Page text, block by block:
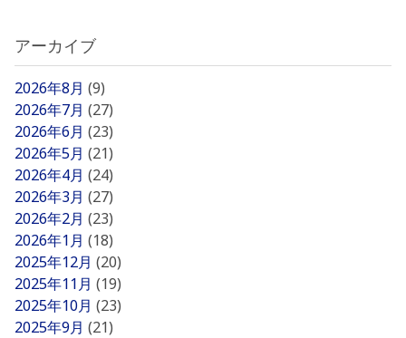
アーカイブ
2026年8月 (9)
2026年7月 (27)
2026年6月 (23)
2026年5月 (21)
2026年4月 (24)
2026年3月 (27)
2026年2月 (23)
2026年1月 (18)
2025年12月 (20)
2025年11月 (19)
2025年10月 (23)
2025年9月 (21)